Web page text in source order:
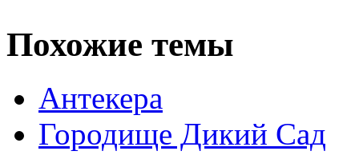
Похожие темы
Антекера
Городище Дикий Сад